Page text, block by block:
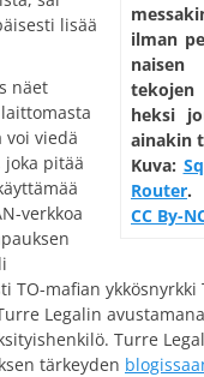
il­man
nai­sen
te­ko­jen
hek­si
ai­na­kin
Kuva:
Router.
CC By-
lisää
näet
voi viedä
pitää
verkkoa
TO-mafian ykkösnyrkki
Legalin
Turre
tärkeyden